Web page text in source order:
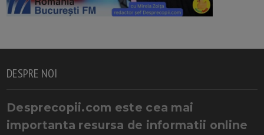
DESPRE NOI
Desprecopii.com este cea mai
importanta resursa de informatii online